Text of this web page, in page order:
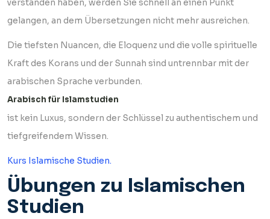
verstanden haben, werden Sie schnell an einen Punkt
gelangen, an dem Übersetzungen nicht mehr ausreichen.
Die tiefsten Nuancen, die Eloquenz und die volle spirituelle
Kraft des Korans und der Sunnah sind untrennbar mit der
arabischen Sprache verbunden.
Arabisch für Islamstudien
ist kein Luxus, sondern der Schlüssel zu authentischem und
tiefgreifendem Wissen.
Kurs Islamische Studien.
Übungen zu Islamischen
Studien